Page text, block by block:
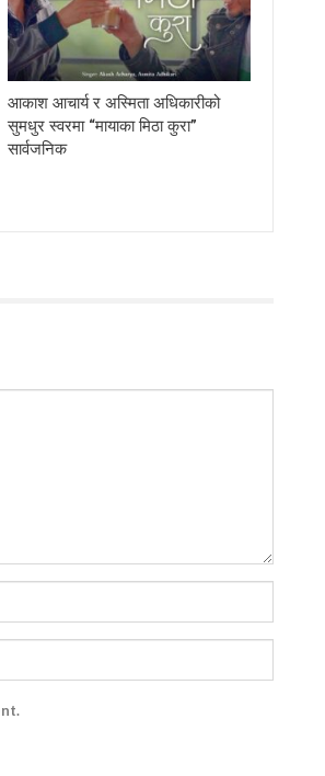
आकाश आचार्य र अस्मिता अधिकारीको
सुमधुर स्वरमा “मायाका मिठा कुरा”
सार्वजनिक